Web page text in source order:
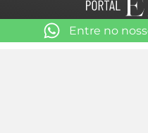
Entre no